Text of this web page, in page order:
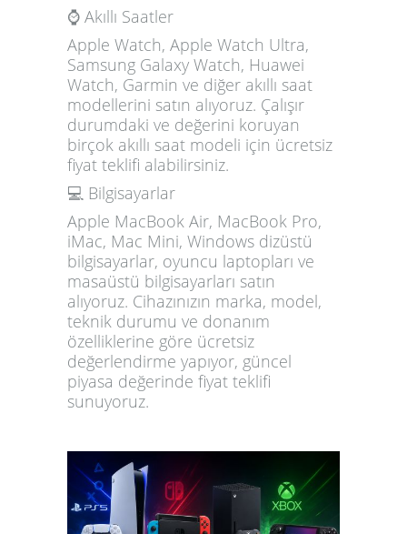
⌚ Akıllı Saatler
Apple Watch, Apple Watch Ultra,
Samsung Galaxy Watch, Huawei
Watch, Garmin ve diğer akıllı saat
modellerini satın alıyoruz. Çalışır
durumdaki ve değerini koruyan
birçok akıllı saat modeli için ücretsiz
fiyat teklifi alabilirsiniz.
💻 Bilgisayarlar
Apple MacBook Air, MacBook Pro,
iMac, Mac Mini, Windows dizüstü
bilgisayarlar, oyuncu laptopları ve
masaüstü bilgisayarları satın
alıyoruz. Cihazınızın marka, model,
teknik durumu ve donanım
özelliklerine göre ücretsiz
değerlendirme yapıyor, güncel
piyasa değerinde fiyat teklifi
sunuyoruz.